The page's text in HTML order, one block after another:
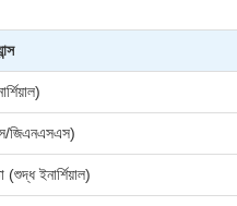
জিএনএসএস)
(শুদ্ধ ইনার্শিয়াল)